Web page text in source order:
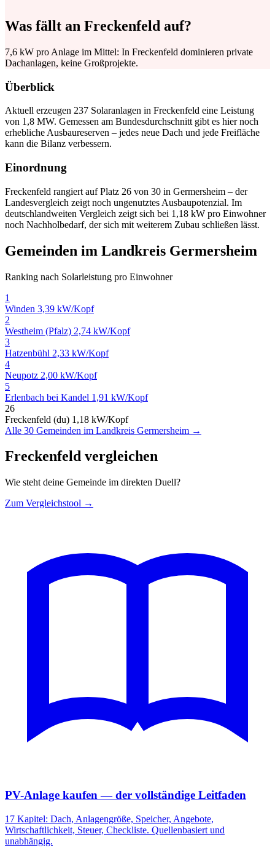
Was fällt an Freckenfeld auf?
7,6 kW pro Anlage im Mittel: In Freckenfeld dominieren private
Dachanlagen, keine Großprojekte.
Überblick
Aktuell erzeugen 237 Solaranlagen in Freckenfeld eine Leistung
von 1,8 MW. Gemessen am Bundesdurchschnitt gibt es hier noch
erhebliche Ausbaureserven – jedes neue Dach und jede Freifläche
kann die Bilanz verbessern.
Einordnung
Freckenfeld rangiert auf Platz 26 von 30 in Germersheim – der
Landesvergleich zeigt noch ungenutztes Ausbaupotenzial. Im
deutschlandweiten Vergleich zeigt sich bei 1,18 kW pro Einwohner
noch Nachholbedarf, der sich mit weiterem Zubau schließen lässt.
Gemeinden im Landkreis Germersheim
Ranking nach Solarleistung pro Einwohner
1
Winden 3,39 kW/Kopf
2
Westheim (Pfalz) 2,74 kW/Kopf
3
Hatzenbühl 2,33 kW/Kopf
4
Neupotz 2,00 kW/Kopf
5
Erlenbach bei Kandel 1,91 kW/Kopf
26
Freckenfeld (du) 1,18 kW/Kopf
Alle 30 Gemeinden im Landkreis Germersheim →
Freckenfeld vergleichen
Wie steht deine Gemeinde im direkten Duell?
Zum Vergleichstool →
PV-Anlage kaufen — der vollständige Leitfaden
17 Kapitel: Dach, Anlagengröße, Speicher, Angebote,
Wirtschaftlichkeit, Steuer, Checkliste. Quellenbasiert und
unabhängig.